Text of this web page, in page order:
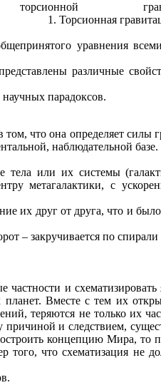
уравнения
различные
парадоксов.
что она определяет
наблюдательной базе.
или их системы
метагалактики, с
их друг от друга, что и
– закручивается по
и
Вместе с тем их
теряются не только их
и следствием,
концепцию Мира, то
что схематизация не